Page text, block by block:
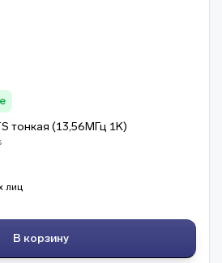
тонкая (13,56МГц 1K)
лиц
В корзину